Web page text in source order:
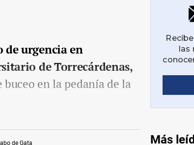
de Gata
de urgencia en
de Torrecárdenas,
en la pedanía de la
Más